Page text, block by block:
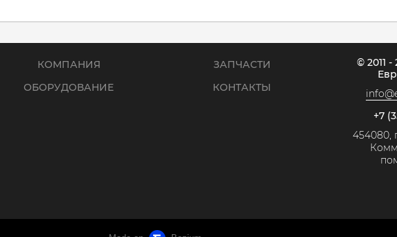
КОМПАНИЯ
ОБОРУДОВАНИЕ
ЗАПЧАСТИ
КОНТАКТЫ
© 2011
+7
454080,